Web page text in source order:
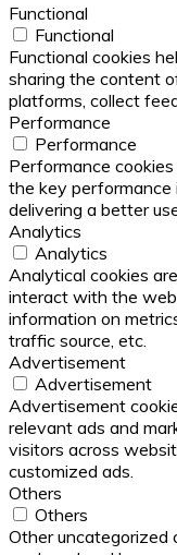
Functional
Functional
Functional cookies
sharing the content
platforms, collect
Performance
Performance
Performance
the key
delivering a better
Analytics
Analytics
Analytical cookies
interact with the
information on
traffic source, etc.
Advertisement
Advertisement
Advertisement
relevant ads and
visitors across
customized ads.
Others
Others
Other uncategorized